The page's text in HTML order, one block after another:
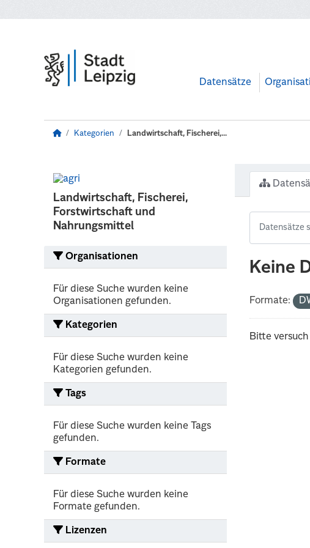
Datensätze
Kategorien Landwirtschaft, Fischerei,...
Landwirtschaft, Fischerei,
Forstwirtschaft und
Nahrungsmittel
Organisationen
Für diese Suche wurden keine
Organisationen gefunden.
Kategorien
Für diese Suche wurden keine
Kategorien gefunden.
Tags
Für diese Suche wurden keine Tags
gefunden.
Formate
Für diese Suche wurden keine
Formate gefunden.
Lizenzen
Keine
Formate:
Bitte